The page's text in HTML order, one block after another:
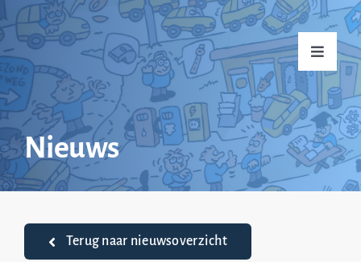
naar
inhoud
Toggle
Home
Over mij
Praktijkvoorbeelden
Nieuws
Terug naar nieuwsoverzicht